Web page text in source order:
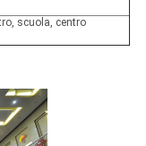
scuola, centro